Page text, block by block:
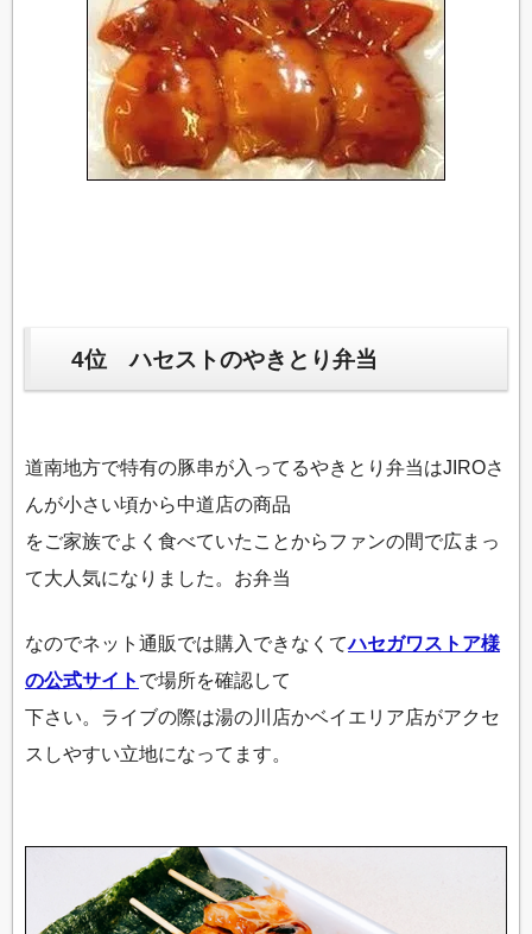
4位 ハセストのやきとり弁当
道南地方で特有の豚串が入ってるやきとり弁当はJIROさ
んが小さい頃から中道店の商品
をご家族でよく食べていたことからファンの間で広まっ
て大人気になりました。お弁当
なのでネット通販では購入できなくてハセガワストア様
の公式サイト で場所を確認して
下さい。ライブの際は湯の川店かベイエリア店がアクセ
スしやすい立地になってます。